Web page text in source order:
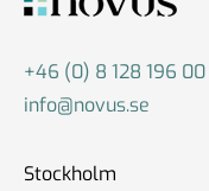
+46 (0) 8 128 196 00
info@novus.se
Stockholm